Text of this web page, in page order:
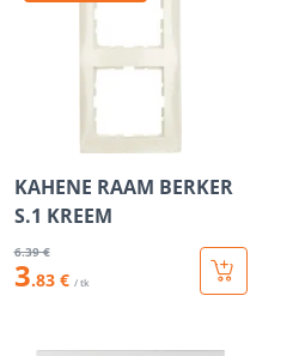
KAHENE RAAM BERKER
S.1 KREEM
6.39 €
3.83 € / tk